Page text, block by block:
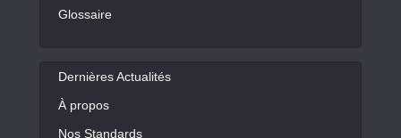
Glossaire
Dernières Actualités
À propos
Nos Standards